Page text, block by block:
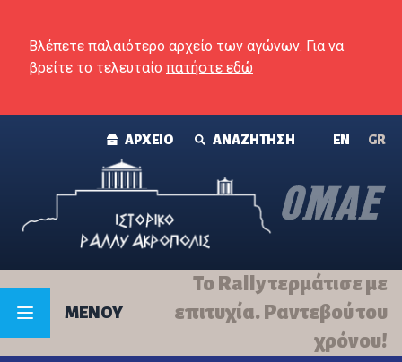
Βλέπετε παλαιότερο αρχείο των αγώνων. Για να
βρείτε το τελευταίο πατήστε εδώ
ΑΡΧΕΙΟ ΑΝΑΖΗΤΗΣΗ ΕΝ GR
MENOY
Το Rally τερμάτισε με
επιτυχία. Ραντεβού του
χρόνου!